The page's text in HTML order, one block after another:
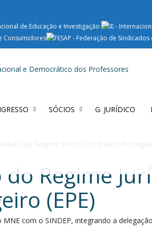
SÓCIOS G. JURÍDICO
do Regime
(EPE)
MNE com o SINDEP, integrando a